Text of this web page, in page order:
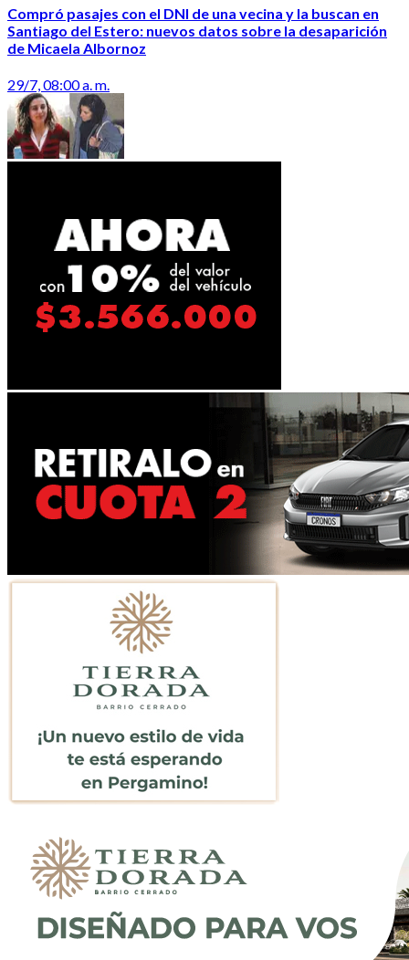
Compró pasajes con el DNI de una vecina y la buscan en
Santiago del Estero: nuevos datos sobre la desaparición
de Micaela Albornoz
29/7, 08:00 a. m.